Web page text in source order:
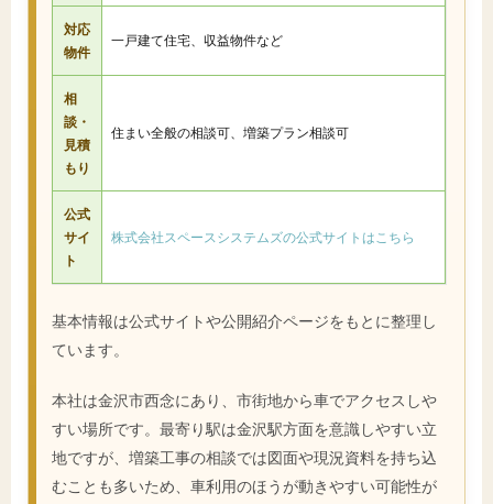
対応
物件
一戸建て住宅、収益物件など
相
談・
見積
もり
住まい全般の相談可、増築プラン相談可
公式
サイ
ト
株式会社スペースシステムズの公式サイトはこちら
基本情報は公式サイトや公開紹介ページをもとに整理し
ています。
本社は金沢市西念にあり、市街地から車でアクセスしや
すい場所です。最寄り駅は金沢駅方面を意識しやすい立
地ですが、増築工事の相談では図面や現況資料を持ち込
むことも多いため、車利用のほうが動きやすい可能性が